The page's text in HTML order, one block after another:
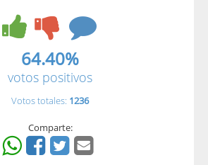
64.40%
votos positivos
Votos totales: 1236
Comparte: